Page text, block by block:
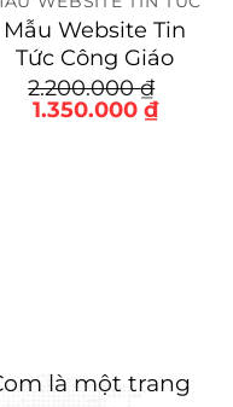
Mẫu Website Tin
Tức Công Giáo
2.200.000₫
Giá
1.350.000 ₫Giá
hiện
là một trang